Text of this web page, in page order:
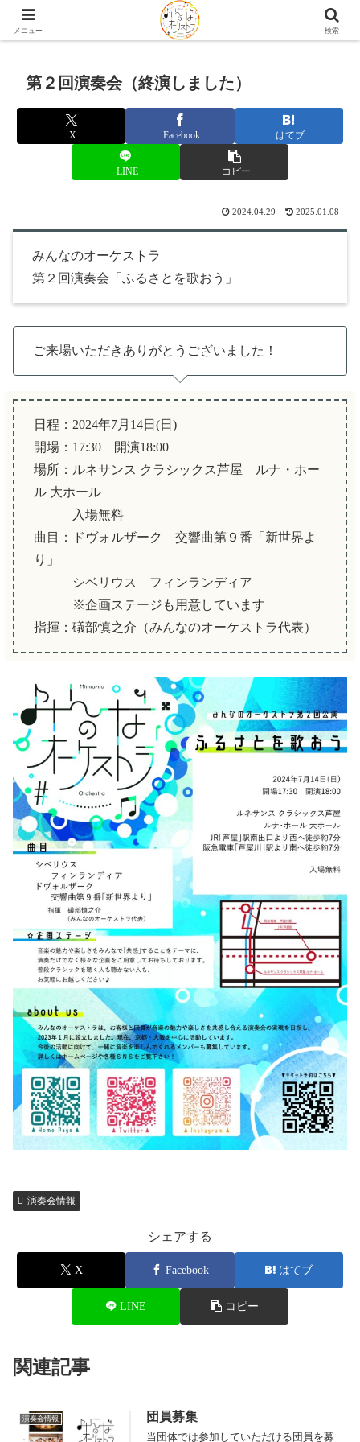
2026.12.26(土) 第６回演奏会「オーケストラ解体新SHOW」開催♩
第２回演奏会（終演しました）
X Facebook はてブ
LINE コピー
2024.04.29 2025.01.08
みんなのオーケストラ
第２回演奏会「ふるさとを歌おう」
ご来場いただきありがとうございました！
日程：2024年7月14日(日)
開場：17:30 開演18:00
場所：ルネサンス クラシックス芦屋 ルナ・ホー
ル 大ホール
入場無料
曲目：ドヴォルザーク 交響曲第９番「新世界よ
り」
シベリウス フィンランディア
※企画ステージも用意しています
指揮：礒部慎之介（みんなのオーケストラ代表）
演奏会情報
シェアする
X Facebook はてブ
LINE コピー
関連記事
演奏会情報 団員募集
当団体では参加していただける団員を募
メニュー 検索